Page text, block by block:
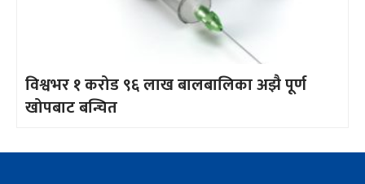
विश्वभर १ करोड ९६ लाख बालबालिका अझै पूर्ण
खोपबाट बन्चित